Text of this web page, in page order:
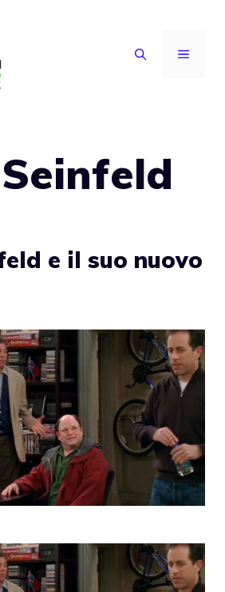
MENU
e il suo nuovo